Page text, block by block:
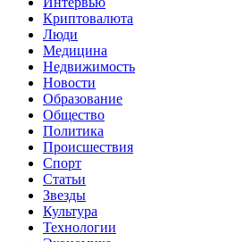
Криптовалюта
Люди
Медицина
Недвижимость
Новости
Образование
Общество
Политика
Происшествия
Спорт
Статьи
Звезды
Культура
Технологии